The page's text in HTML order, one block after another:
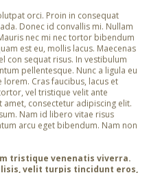
orci. Proin in consequat
Donec id convallis mi. Nullam
nec mi nec tortor bibendum
est eu, mollis lacus. Maecenas
con sequat risus. In vestibulum
pellentesque. Nunc a ligula eu
Cras faucibus, lacus et
vel tristique velit ante
consectetur adipiscing elit.
Nam id libero vitae risus
arcu eget bibendum. Nam non
tristique venenatis viverra.
velit turpis tincidunt eros,